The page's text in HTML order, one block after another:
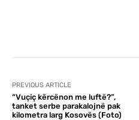
PREVIOUS ARTICLE
“Vuçiç kërcënon me luftë?”,
tanket serbe parakalojnë pak
kilometra larg Kosovës (Foto)